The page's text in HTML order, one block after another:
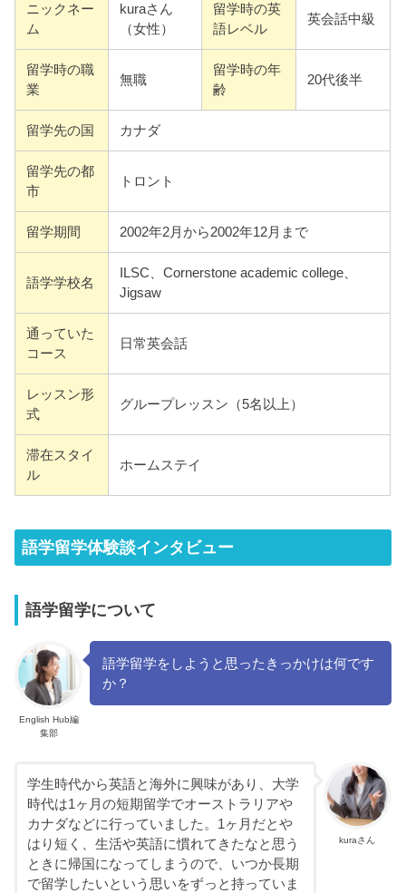
ニックネー
ム
kuraさん
（女性）
留学時の英
語レベル
英会話中級
留学時の職
業
無職
留学時の年
齢
20代後半
留学先の国 カナダ
留学先の都
市
トロント
留学期間 2002年2月から2002年12月まで
語学学校名
ILSC、Cornerstone academic college、
Jigsaw
通っていた
コース
日常英会話
レッスン形
式
グループレッスン（5名以上）
滞在スタイ
ル
ホームステイ
語学留学体験談インタビュー
語学留学について
English Hub編
集部
語学留学をしようと思ったきっかけは何です
か？
kuraさん
学生時代から英語と海外に興味があり、大学
時代は1ヶ月の短期留学でオーストラリアや
カナダなどに行っていました。1ヶ月だとや
はり短く、生活や英語に慣れてきたなと思う
ときに帰国になってしまうので、いつか長期
で留学したいという思いをずっと持っていま